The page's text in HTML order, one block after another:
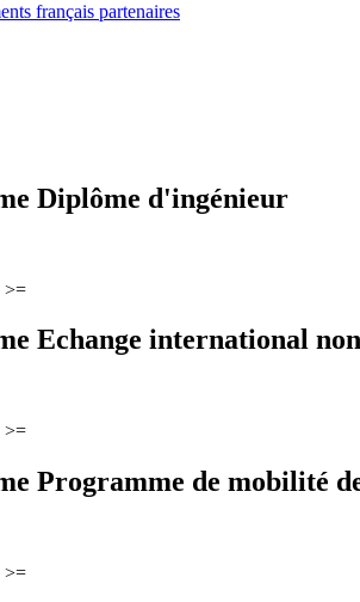
français partenaires
Diplôme d'ingénieur
>=
Echange international
>=
Programme de mobilité
>=